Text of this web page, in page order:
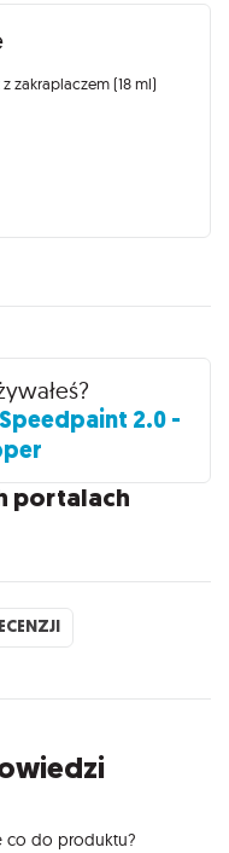
zakraplaczem (18 ml)
2.0 -
portalach
co do produktu?